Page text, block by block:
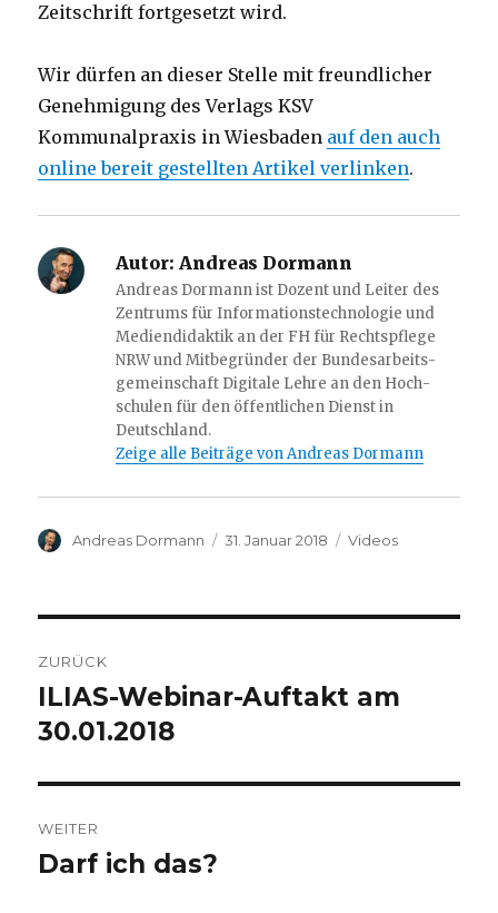
Zeitschrift fortgesetzt wird.
Wir dürfen an dieser Stelle mit freundlicher
Genehmigung des Verlags KSV
Kommunalpraxis in Wiesbaden auf den auch
online bereit gestellten Artikel verlinken.
Autor: Andreas Dormann
Andreas Dormann ist Dozent und Leiter des
Zentrums für Informations­technologie und
Mediendidaktik an der FH für Rechtspflege
NRW und Mitbegründer der Bundes­­arbeits­
gemeinschaft Digitale Lehre an den Hoch­­
schulen für den öffentlichen Dienst in
Deutschland.
Zeige alle Beiträge von Andreas Dormann
Autor
Andreas Dormann
Veröffentlicht
31. Januar 2018 Kategorien
Videos
Navigation
ZURÜCK
Vorheriger
Beitrag:
ILIAS-Webinar-Auftakt am
30.01.2018
WEITER
Nächster
Darf ich das?